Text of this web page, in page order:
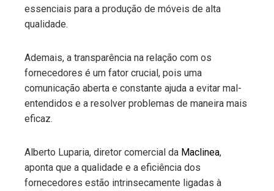
essenciais para a produção de móveis de alta
qualidade.
Ademais, a transparência na relação com os
fornecedores é um fator crucial, pois uma
comunicação aberta e constante ajuda a evitar mal-
entendidos e a resolver problemas de maneira mais
eficaz.
Alberto Luparia, diretor comercial da Maclinea,
aponta que a qualidade e a eficiência dos
fornecedores estão intrinsecamente ligadas à